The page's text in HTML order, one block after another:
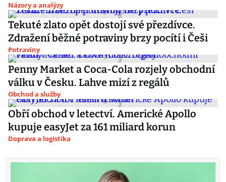
Názory a analýzy
Tekuté zlato opět dostojí své přezdívce.
Zdražení běžné potraviny brzy pocítí i Češi
Potraviny
Penny Market a Coca-Cola rozjely obchodní
válku v Česku. Lahve mizí z regálů
Obchod a služby
Obří obchod v letectví. Americké Apollo
kupuje easyJet za 161 miliard korun
Doprava a logistika